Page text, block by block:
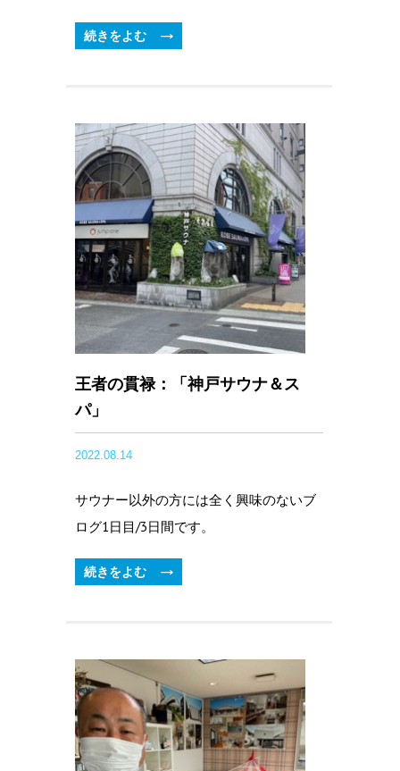
続きをよむ
王者の貫禄：「神戸サウナ＆ス
パ」
2022.08.14
サウナー以外の方には全く興味のないブ
ログ1日目/3日間です。
続きをよむ